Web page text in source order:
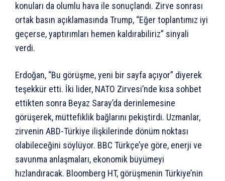
konuları da olumlu hava ile sonuçlandı. Zirve sonrası
ortak basın açıklamasında Trump, “Eğer toplantımız iyi
geçerse, yaptırımları hemen kaldırabiliriz” sinyali
verdi.
Erdoğan, “Bu görüşme, yeni bir sayfa açıyor” diyerek
teşekkür etti. İki lider, NATO Zirvesi’nde kısa sohbet
ettikten sonra Beyaz Saray’da derinlemesine
görüşerek, müttefiklik bağlarını pekiştirdi. Uzmanlar,
zirvenin ABD-Türkiye ilişkilerinde dönüm noktası
olabileceğini söylüyor. BBC Türkçe’ye göre, enerji ve
savunma anlaşmaları, ekonomik büyümeyi
hızlandıracak. Bloomberg HT, görüşmenin Türkiye’nin